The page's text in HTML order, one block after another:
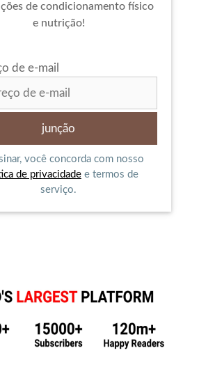
de condicionamento físico
e nutrição!
de e-mail
você concorda com nosso
de privacidadee termos de
serviço.